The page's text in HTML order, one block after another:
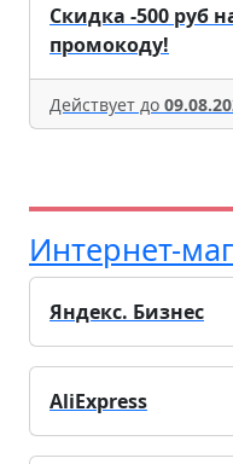
Скидка -500 руб
промокоду!
Действует до
Интернет-
Яндекс. Бизнес
AliExpress